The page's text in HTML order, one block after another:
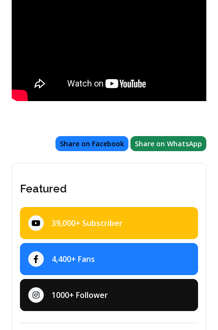
Share on Facebook Share on WhatsApp
Featured
39,000+ Subscriber
4,400+ Fans
1000+ Follower